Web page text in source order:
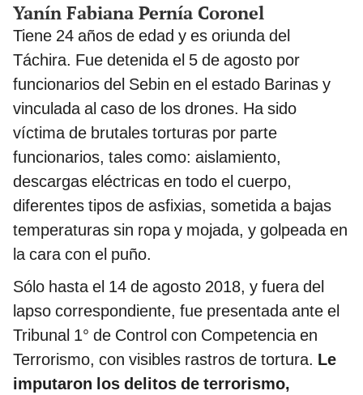
Yanín Fabiana Pernía Coronel
Tiene 24 años de edad y es oriunda del
Táchira. Fue detenida el 5 de agosto por
funcionarios del Sebin en el estado Barinas y
vinculada al caso de los drones. Ha sido
víctima de brutales torturas por parte
funcionarios, tales como: aislamiento,
descargas eléctricas en todo el cuerpo,
diferentes tipos de asfixias, sometida a bajas
temperaturas sin ropa y mojada, y golpeada en
la cara con el puño.
Sólo hasta el 14 de agosto 2018, y fuera del
lapso correspondiente, fue presentada ante el
Tribunal 1° de Control con Competencia en
Terrorismo, con visibles rastros de tortura. Le
imputaron los delitos de terrorismo,